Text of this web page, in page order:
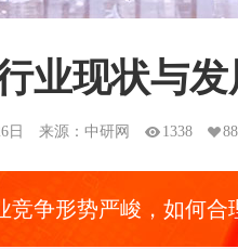
业现状与
日 来源：中研网 1338 88
竞争形势严峻，如何合